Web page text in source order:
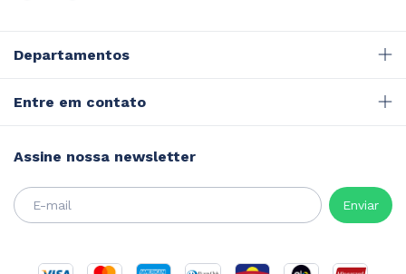
Departamentos
Entre em contato
Assine nossa newsletter